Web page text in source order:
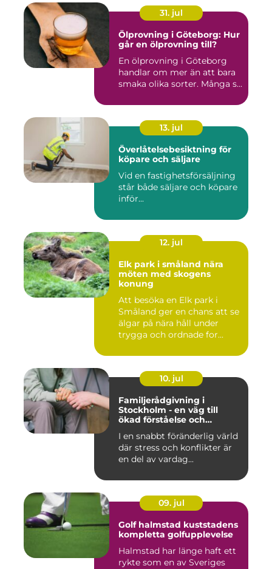
31. jul
Ölprovning i Göteborg: Hur
går en ölprovning till?
En ölprovning i Göteborg
handlar om mer än att bara
smaka olika sorter. Många s...
13. jul
Överlåtelsebesiktning för
köpare och säljare
Vid en fastighetsförsäljning
står både säljare och köpare
inför...
12. jul
Elk park i småland nära
möten med skogens
konung
Att besöka en Elk park i
Småland ger en chans att se
älgar på nära håll under
trygga och ordnade for...
10. jul
Familjerådgivning i
Stockholm - en väg till
ökad förståelse och
I en snabbt föränderlig värld
där stress och konflikter är
en del av vardag...
09. jul
Golf halmstad kuststadens
kompletta golfupplevelse
Halmstad har länge haft ett
rykte som en av Sveriges